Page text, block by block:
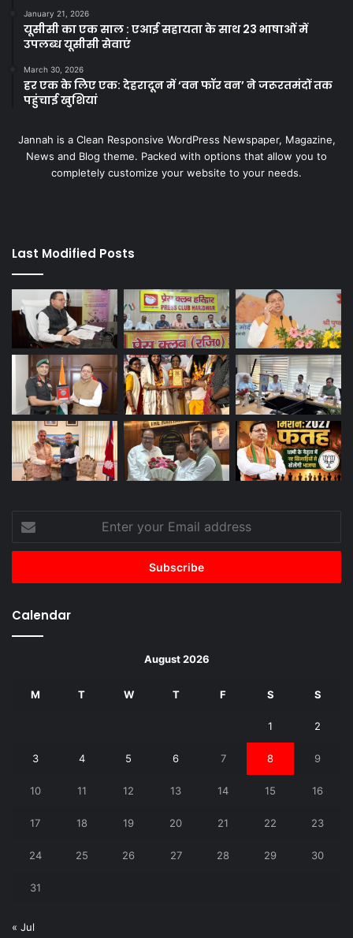
January 21, 2026
यूसीसी का एक साल : एआई सहायता के साथ 23 भाषाओं में
उपलब्ध यूसीसी सेवाएं
March 30, 2026
हर एक के लिए एक: देहरादून में ‘वन फॉर वन’ ने जरूरतमंदों तक
पहुंचाई खुशियां
Jannah is a Clean Responsive WordPress Newspaper, Magazine,
News and Blog theme. Packed with options that allow you to
completely customize your website to your needs.
Last Modified Posts
your
Email
Calendar
August 2026
M T W T F S S
1 2
3 4 5 6 7 8 9
10 11 12 13 14 15 16
17 18 19 20 21 22 23
24 25 26 27 28 29 30
31
« Jul